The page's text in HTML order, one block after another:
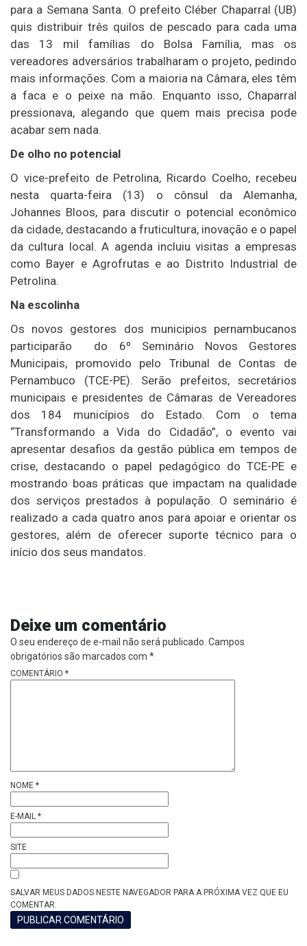
para a Semana Santa. O prefeito Cléber Chaparral (UB)
quis distribuir três quilos de pescado para cada uma
das 13 mil famílias do Bolsa Família, mas os
vereadores adversários trabalharam o projeto, pedindo
mais informações. Com a maioria na Câmara, eles têm
a faca e o peixe na mão. Enquanto isso, Chaparral
pressionava, alegando que quem mais precisa pode
acabar sem nada.
De olho no potencial
O vice-prefeito de Petrolina, Ricardo Coelho, recebeu
nesta quarta-feira (13) o cônsul da Alemanha,
Johannes Bloos, para discutir o potencial econômico
da cidade, destacando a fruticultura, inovação e o papel
da cultura local. A agenda incluiu visitas a empresas
como Bayer e Agrofrutas e ao Distrito Industrial de
Petrolina.
Na escolinha
Os novos gestores dos municipios pernambucanos
participarão do 6º Seminário Novos Gestores
Municipais, promovido pelo Tribunal de Contas de
Pernambuco (TCE-PE). Serão prefeitos, secretários
municipais e presidentes de Câmaras de Vereadores
dos 184 municípios do Estado. Com o tema
“Transformando a Vida do Cidadão”, o evento vai
apresentar desafios da gestão pública em tempos de
crise, destacando o papel pedagógico do TCE-PE e
mostrando boas práticas que impactam na qualidade
dos serviços prestados à população. O seminário é
realizado a cada quatro anos para apoiar e orientar os
gestores, além de oferecer suporte técnico para o
início dos seus mandatos.
Deixe um comentário
O seu endereço de e-mail não será publicado. Campos
obrigatórios são marcados com *
COMENTÁRIO *
NOME *
E-MAIL *
SITE
SALVAR MEUS DADOS NESTE NAVEGADOR PARA A PRÓXIMA VEZ QUE EU
COMENTAR.